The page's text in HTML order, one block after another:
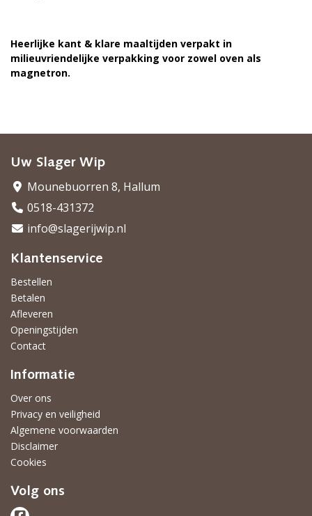
Heerlijke kant & klare maaltijden verpakt in
milieuvriendelijke verpakking voor zowel oven als
magnetron.
Uw Slager Wip
Mounebuorren 8, Hallum
0518-431372
info@slagerijwip.nl
Klantenservice
Bestellen
Betalen
Afleveren
Openingstijden
Contact
Informatie
Over ons
Privacy en veiligheid
Algemene voorwaarden
Disclaimer
Cookies
Volg ons